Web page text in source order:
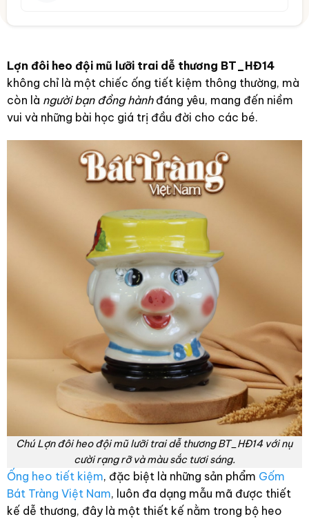
Lợn đôi heo đội mũ lưỡi trai dễ thương BT_HĐ14
không chỉ là một chiếc ống tiết kiệm thông thường, mà
còn là người bạn đồng hànhđáng yêu, mang đến niềm
vui và những bài học giá trị đầu đời cho các bé.
Chú Lợn đôi heo đội mũ lưỡi trai dễ thương BT_HĐ14 với nụ
cười rạng rỡ và màu sắc tươi sáng.
Ống heo tiết kiệm, đặc biệt là những sản phẩm Gốm
Bát Tràng Việt Nam, luôn đa dạng mẫu mã được thiết
kế dễ thương, đây là một thiết kế nằm trong bộ heo